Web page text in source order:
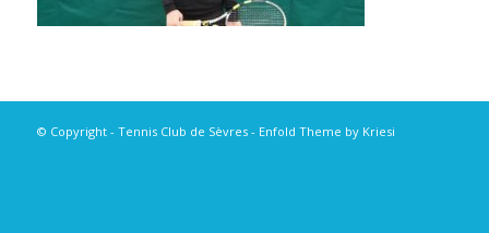
© Copyright - Tennis Club de Sèvres - Enfold Theme by Kriesi